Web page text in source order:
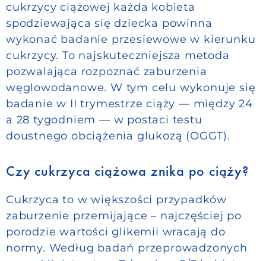
cukrzycy ciążowej każda kobieta
spodziewająca się dziecka powinna
wykonać badanie przesiewowe w kierunku
cukrzycy. To najskuteczniejsza metoda
pozwalająca rozpoznać zaburzenia
węglowodanowe. W tym celu wykonuje się
badanie w II trymestrze ciąży — między 24
a 28 tygodniem — w postaci testu
doustnego obciążenia glukozą (OGGT).
Czy cukrzyca ciążowa znika po ciąży?
Cukrzyca to w większości przypadków
zaburzenie przemijające – najczęściej po
porodzie wartości glikemii wracają do
normy. Według badań przeprowadzonych